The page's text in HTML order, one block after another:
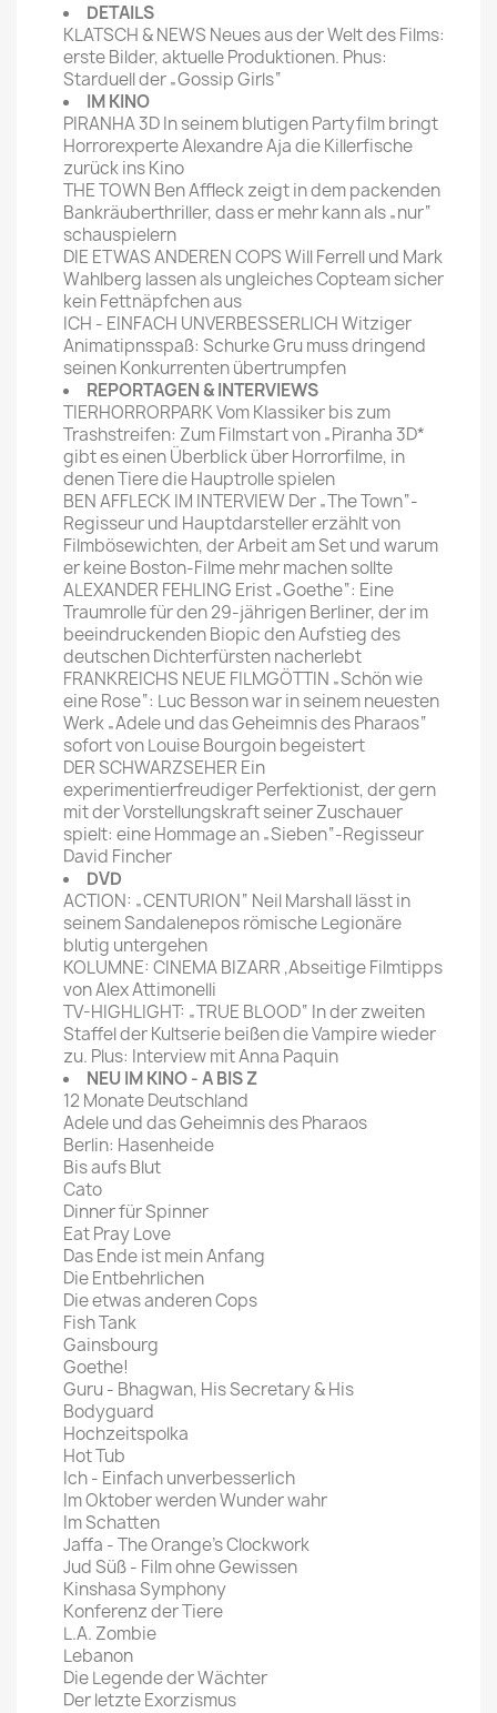
DETAILS
KLATSCH & NEWS Neues aus der Welt des Films:
erste Bilder, aktuelle Produktionen. Phus:
Starduell der „Gossip Girls“
IM KINO
PIRANHA 3D In seinem blutigen Partyfilm bringt
Horrorexperte Alexandre Aja die Killerfische
zurück ins Kino
THE TOWN Ben Affleck zeigt in dem packenden
Bankräuberthriller, dass er mehr kann als „nur“
schauspielern
DIE ETWAS ANDEREN COPS Will Ferrell und Mark
Wahlberg lassen als ungleiches Copteam sicher
kein Fettnäpfchen aus
ICH - EINFACH UNVERBESSERLICH Witziger
Animatipnsspaß: Schurke Gru muss dringend
seinen Konkurrenten übertrumpfen
REPORTAGEN & INTERVIEWS
TIERHORRORPARK Vom Klassiker bis zum
Trashstreifen: Zum Filmstart von „Piranha 3D*
gibt es einen Überblick über Horrorfilme, in
denen Tiere die Hauptrolle spielen
BEN AFFLECK IM INTERVIEW Der „The Town“-
Regisseur und Hauptdarsteller erzählt von
Filmbösewichten, der Arbeit am Set und warum
er keine Boston-Filme mehr machen sollte
ALEXANDER FEHLING Erist „Goethe“: Eine
Traumrolle für den 29-jährigen Berliner, der im
beeindruckenden Biopic den Aufstieg des
deutschen Dichterfürsten nacherlebt
FRANKREICHS NEUE FILMGÖTTIN „Schön wie
eine Rose“: Luc Besson war in seinem neuesten
Werk „Adele und das Geheimnis des Pharaos“
sofort von Louise Bourgoin begeistert
DER SCHWARZSEHER Ein
experimentierfreudiger Perfektionist, der gern
mit der Vorstellungskraft seiner Zuschauer
spielt: eine Hommage an „Sieben“-Regisseur
David Fincher
DVD
ACTION: „CENTURION“ Neil Marshall lässt in
seinem Sandalenepos römische Legionäre
blutig untergehen
KOLUMNE: CINEMA BIZARR ‚Abseitige Filmtipps
von Alex Attimonelli
TV-HIGHLIGHT: „TRUE BLOOD“ In der zweiten
Staffel der Kultserie beißen die Vampire wieder
zu. Plus: Interview mit Anna Paquin
NEU IM KINO - A BIS Z
12 Monate Deutschland
Adele und das Geheimnis des Pharaos
Berlin: Hasenheide
Bis aufs Blut
Cato
Dinner für Spinner
Eat Pray Love
Das Ende ist mein Anfang
Die Entbehrlichen
Die etwas anderen Cops
Fish Tank
Gainsbourg
Goethe!
Guru - Bhagwan, His Secretary & His
Bodyguard
Hochzeitspolka
Hot Tub
Ich - Einfach unverbesserlich
Im Oktober werden Wunder wahr
Im Schatten
Jaffa - The Orange's Clockwork
Jud Süß - Film ohne Gewissen
Kinshasa Symphony
Konferenz der Tiere
L.A. Zombie
Lebanon
Die Legende der Wächter
Der letzte Exorzismus